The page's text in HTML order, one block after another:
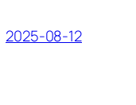
2025-08-12